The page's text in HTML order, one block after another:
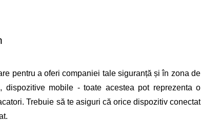
pentru a oferi companiei tale siguranță și în zona de
dispozitive mobile - toate acestea pot reprezenta o
Trebuie să te asiguri că orice dispozitiv conectat